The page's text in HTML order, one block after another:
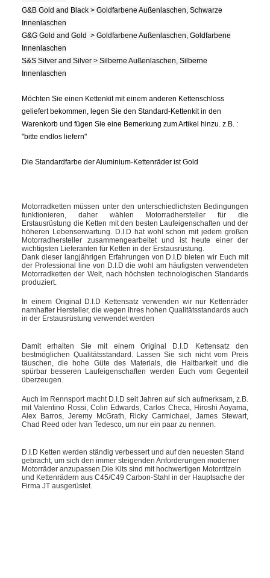
G&B Gold and Black > Goldfarbene Außenlaschen, Schwarze
Innenlaschen
G&G Gold and Gold > Goldfarbene Außenlaschen, Goldfarbene
Innenlaschen
S&S Silver and Silver > Silberne Außenlaschen, Silberne
Innenlaschen
Möchten Sie einen Kettenkit mit einem anderen Kettenschloss
geliefert bekommen, legen Sie den Standard-Kettenkit in den
Warenkorb und fügen Sie eine Bemerkung zum Artikel hinzu. z.B. :
"bitte endlos liefern"
Die Standardfarbe der Aluminium-Kettenräder ist Gold
Motorradketten müssen unter den unterschiedlichsten Bedingungen
funktionieren, daher wählen Motorradhersteller für die
Erstausrüstung die Ketten mit den besten Laufeigenschaften und der
höheren Lebenserwartung. D.I.D hat wohl schon mit jedem großen
Motorradhersteller zusammengearbeitet und ist heute einer der
wichtigsten Lieferanten für Ketten in der Erstausrüstung.
Dank dieser langjährigen Erfahrungen von D.I.D bieten wir Euch mit
der Professional line von D.I.D die wohl am häufigsten verwendeten
Motorradketten der Welt, nach höchsten technologischen Standards
produziert.
In einem Original D.I.D Kettensatz verwenden wir nur Kettenräder
namhafter Hersteller, die wegen ihres hohen Qualitätsstandards auch
in der Erstausrüstung verwendet werden
Damit erhalten Sie mit einem Original D.I.D Kettensatz den
bestmöglichen Qualitätsstandard. Lassen Sie sich nicht vom Preis
täuschen, die hohe Güte des Materials, die Haltbarkeit und die
spürbar besseren Laufeigenschaften werden Euch vom Gegenteil
überzeugen.
Auch im Rennsport macht D.I.D seit Jahren auf sich aufmerksam, z.B.
mit Valentino Rossi, Colin Edwards, Carlos Checa, Hiroshi Aoyama,
Alex Barros, Jeremy McGrath, Ricky Carmichael, James Stewart,
Chad Reed oder Ivan Tedesco, um nur ein paar zu nennen.
D.I.D Ketten werden ständig verbessert und auf den neuesten Stand
gebracht, um sich den immer steigenden Anforderungen moderner
Motorräder anzupassen.Die Kits sind mit hochwertigen Motorritzeln
und Kettenrädern aus C45/C49 Carbon-Stahl in der Hauptsache der
Firma JT ausgerüstet.